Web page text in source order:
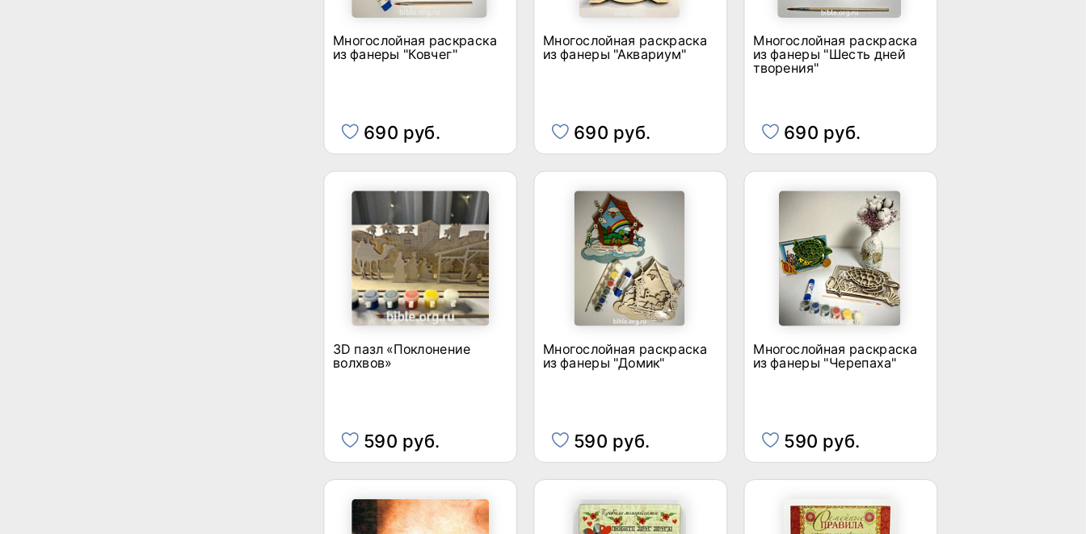
Многослойная раскраска
из фанеры "Ковчег"
690 руб.
Многослойная раскраска
из фанеры "Аквариум"
690 руб.
Многослойная раскраска
из фанеры "Шесть дней
творения"
690 руб.
3D пазл «Поклонение
волхвов»
590 руб.
Многослойная раскраска
из фанеры "Домик"
590 руб.
Многослойная раскраска
из фанеры "Черепаха"
590 руб.